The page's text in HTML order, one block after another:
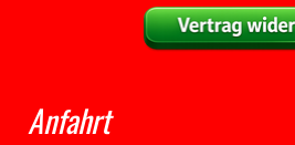
Anfahrt